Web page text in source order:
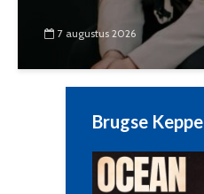
7 augustus 2026
Brugse Keppe